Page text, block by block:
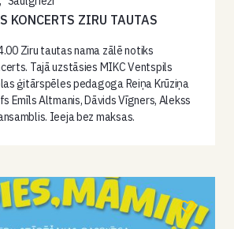
KONCERTS ZIRU TAUTAS
Ziru tautas nama zālē notiks
Tajā uzstāsies MIKC Ventspils
ģitārspēles pedagoga Reiņa Krūziņa
Emīls Altmanis, Dāvids Vīgners, Alekss
Ieeja bez maksas.